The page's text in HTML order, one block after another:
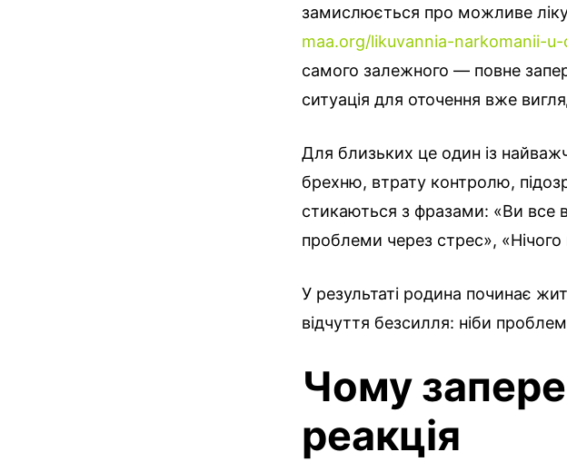
замислюється про можливе
maa.org/likuvannia-narkomanii-
самого залежного — повне
ситуація для оточення вже
Для близьких це один із
брехню, втрату контролю,
стикаються з фразами: «Ви все
проблеми через стрес», «Нічого
У результаті родина починає
відчуття безсилля: ніби
Чому
реакція